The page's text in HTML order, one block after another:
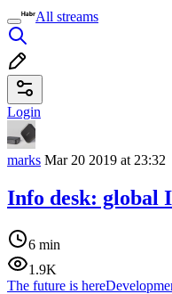
All streams
Login
marks Mar 20 2019 at 23:32
Info desk: global
6 min
1.9K
The future is here